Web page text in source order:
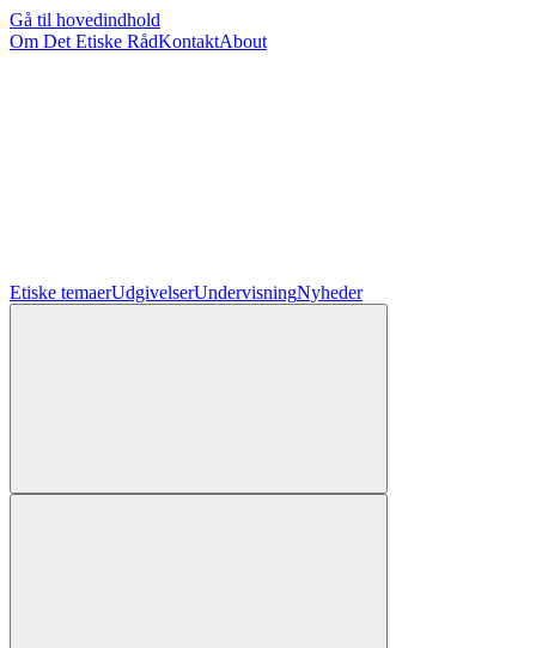
Gå til hovedindhold
Om Det Etiske RådKontaktAbout
Etiske temaerUdgivelserUndervisningNyheder